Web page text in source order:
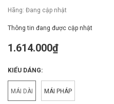
Hãng: Đang cập nhật
Thông tin đang được cập nhật
1.614.000₫
KIỂU DÁNG:
MÁI DÀI MÁI PHÁP